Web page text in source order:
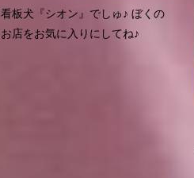
看板犬『シオン』でしゅ♪ ぼくの
お店をお気に入りにしてね♪